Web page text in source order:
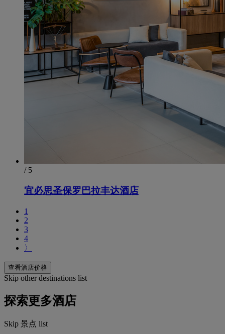
/ 5
宜必思圣保罗巴拉丰达酒店
1
2
3
4
〉
查看酒店价格
Skip other destinations list
探索更多酒店
Skip 景点 list